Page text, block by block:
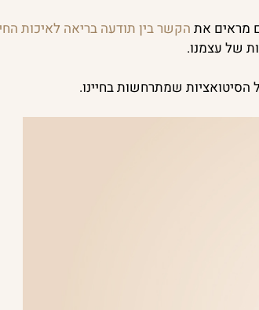
מראים את הקשר בין תודעה בריאה לאיכות
של עצמנו.
שמתרחשות בחיינו.